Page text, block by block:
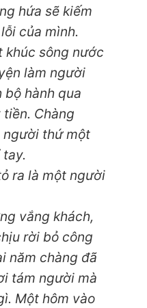
hứa sẽ kiếm
của mình.
khúc sông nước
làm người
bộ hành qua
Chàng
người thứ một
ra là một người
vắng khách,
rời bỏ công
năm chàng đã
tám người mà
Một hôm vào